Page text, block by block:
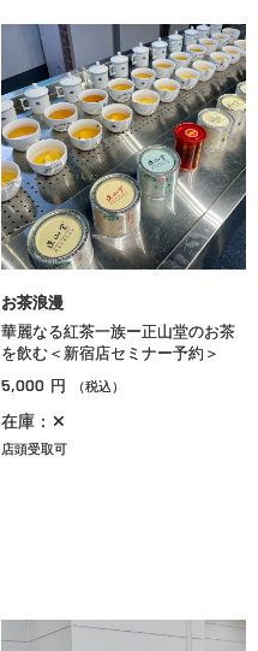
お茶浪漫
華麗なる紅茶一族ー正山堂のお茶
を飲む＜新宿店セミナー予約＞
5,000 円 （税込）
在庫：✕
店頭受取可